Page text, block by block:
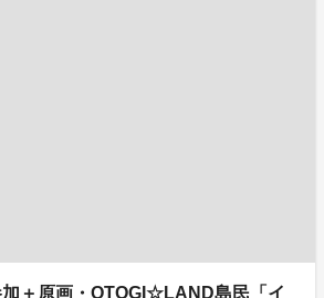
＋原画・OTOGI☆LAND島民「イ